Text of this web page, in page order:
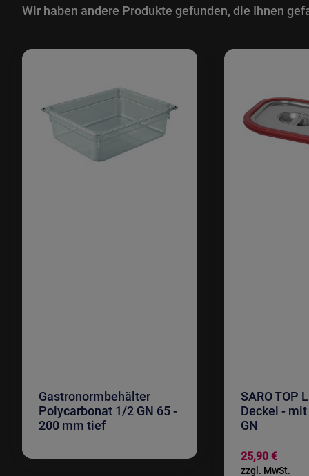
Wir haben andere Produkte gefunden, die Ihnen
Gastronormbehälter
Polycarbonat 1/2 GN 65 -
200 mm tief
SARO TOP
Deckel -
GN
25,90 €